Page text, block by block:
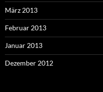
März 2013
Februar 2013
Januar 2013
Dezember 2012